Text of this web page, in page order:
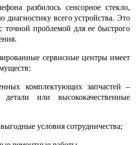
разбилось сенсорное стекло,
диагностику всего устройства. Это
точной проблемой для ее быстрого
сервисные центры имеет
комплектующих запчастей –
или высококачественные
условия сотрудничества;